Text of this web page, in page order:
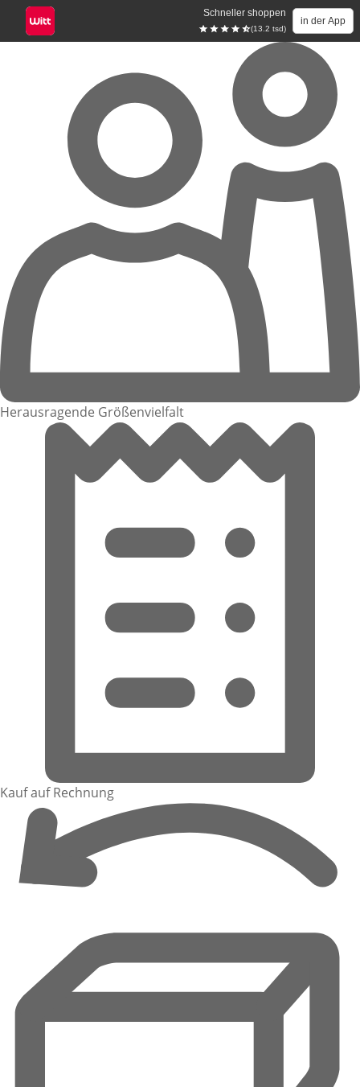
Schneller shoppen
(13.2 tsd)
in der App
Herausragende Größenvielfalt
Kauf auf Rechnung